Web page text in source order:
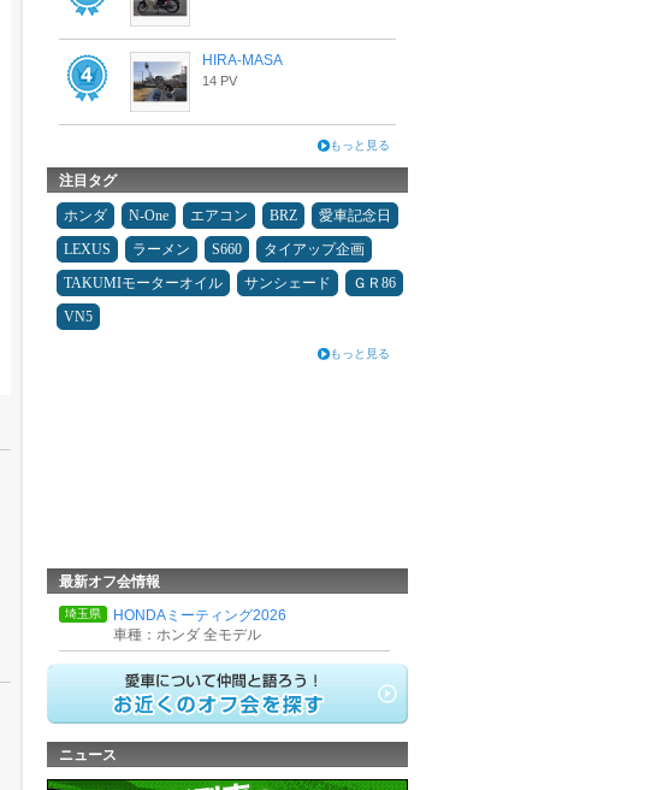
HIRA-MASA
14 PV
もっと見る
注目タグ
ホンダ N-One エアコン BRZ
愛車記念日
LEXUS
ラーメン S660
タイアップ企画
TAKUMIモーターオイル
サンシェード
ＧＲ86
VN5
もっと見る
最新オフ会情報
埼玉県
HONDAミーティング2026
車種：ホンダ 全モデル
ニュース